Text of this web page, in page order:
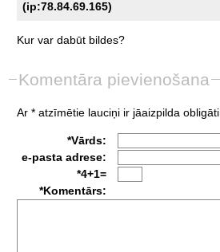
(ip:78.84.69.165)
Kur var dabūt bildes?
Komentāra pievienošana
Ar * atzīmētie lauciņi ir jāaizpilda obligāti.
*Vārds:
e-pasta adrese:
*4+1=
*Komentārs: